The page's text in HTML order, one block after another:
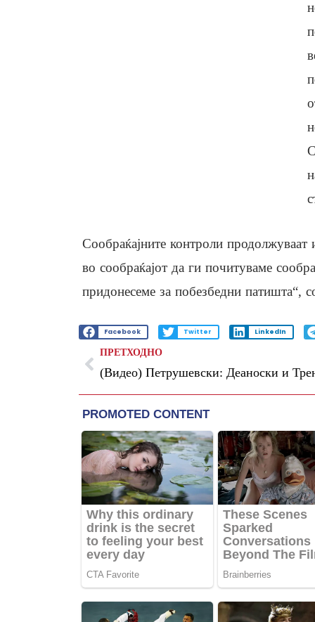
Сообраќајните контроли
во сообраќајот да ги почитуваме
придонесеме за побезбедни патишта“,
Facebook Twitter LinkedIn
ПРЕТХОДНО